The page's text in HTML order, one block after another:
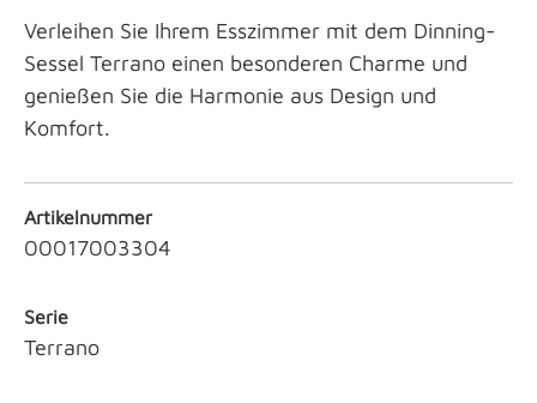
Verleihen Sie Ihrem Esszimmer mit dem Dinning-
Sessel Terrano einen besonderen Charme und
genießen Sie die Harmonie aus Design und
Komfort.
Artikelnummer
00017003304
Serie
Terrano